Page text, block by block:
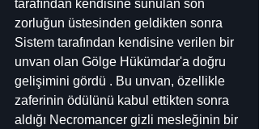
tarafından kendisine sunulan son
zorluğun üstesinden geldikten sonra
Sistem tarafından kendisine verilen bir
unvan olan Gölge Hükümdar'a doğru
gelişimini gördü . Bu unvan, özellikle
zaferinin ödülünü kabul ettikten sonra
aldığı Necromancer gizli mesleğinin bir